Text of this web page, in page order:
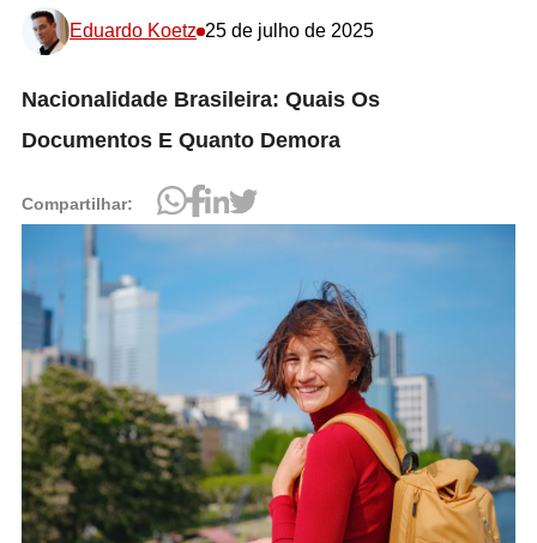
Eduardo Koetz 25 de julho de 2025
Nacionalidade Brasileira: Quais Os
Documentos E Quanto Demora
Compartilhar: